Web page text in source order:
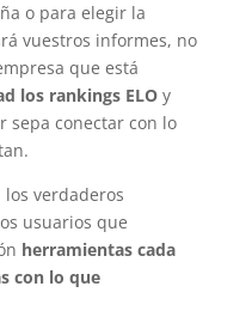
o para elegir la
vuestros informes, no
que está
los rankings ELO y
sepa conectar con lo
verdaderos
usuarios que
herramientas cada
con lo que